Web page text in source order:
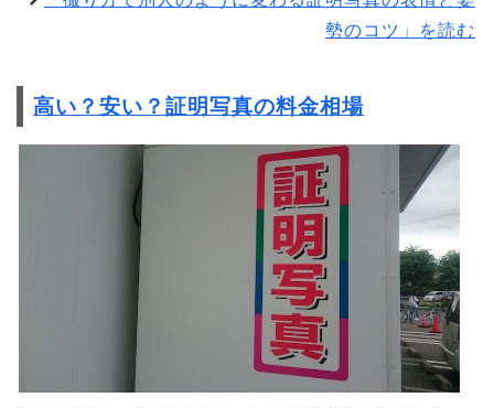
勢のコツ」を読む
高い？安い？証明写真の料金相場